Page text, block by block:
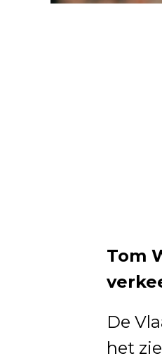
Tom
De
het